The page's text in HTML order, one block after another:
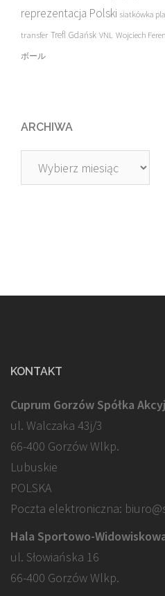
reprezentacja Polski siatkówka
transfer Trefl Gdańsk VNL Wojciech
ボール
ARCHIWA
Archiwa
KONTAKT
Cuprum Gorzów Spółka
ul. Walczaka 43j/3
66-400 Gorzów Wlkp.
Lubuskie
POLSKA
Poczta elektroniczna:
Hala Sportowo-
ul. Słowiańska 16
66-400 Gorzów Wlkp.